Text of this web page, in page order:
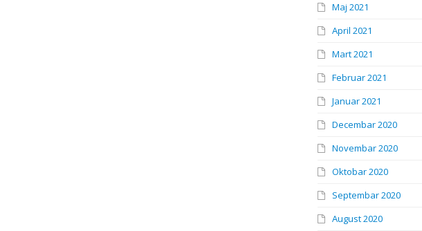
Maj 2021
April 2021
Mart 2021
Februar 2021
Januar 2021
Decembar 2020
Novembar 2020
Oktobar 2020
Septembar 2020
August 2020